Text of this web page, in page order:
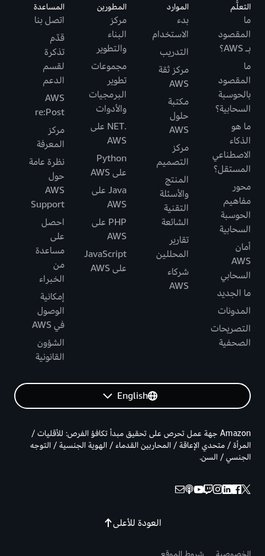
التعلُّم
ما
المقصود
بـ AWS؟
ما
المقصود
بالحوسبة
السحابية؟
ما هو
الذكاء
الاصطناعي
المستقل؟
محور
مفاهيم
الحوسبة
السحابية
أمان
AWS
السحابي
ما الجديد
المدونات
التصريحات
الصحفية
الموارد
بدء
الاستخدام
التدريب
مركز ثقة
AWS
مكتبة
حلول
AWS
مركز
التصميم
المنتج
والأسئلة
التقنية
الشائعة
تقارير
المحللين
شركاء
AWS
المطورين
مركز
البناء
والتطوير
مجموعات
تطوير
البرمجيات
والأدوات
.NET على
AWS
Python
على AWS
Java على
AWS
PHP على
AWS
JavaScript
على AWS
المساعدة
اتصل بنا
قدّم
تذكرة
لقسم
الدعم
AWS
re:Post
مركز
المعرفة
نظرة عامة
حول
AWS
Support
احصل
على
مساعدة
من
الخبراء
إمكانية
الوصول
في AWS
الشؤون
القانونية
English
العودة للأعلى
Amazon جهة عمل تحرص على تحقيق مبدأ تكافؤ الفرص: للأقليات /
المرأة / متحدي الإعاقة / المحاربين القدماء / الهوية الجنسية / التوجه
الجنسي / السن.